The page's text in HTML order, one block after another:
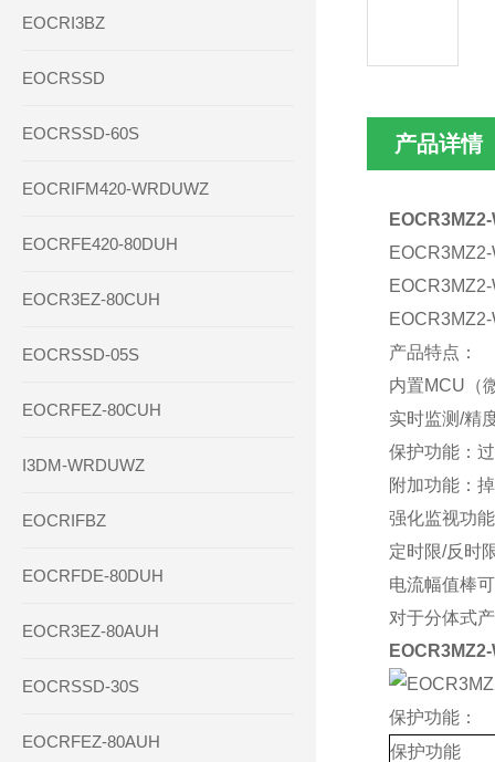
EOCRI3BZ
EOCRSSD
EOCRSSD-60S
EOCRIFM420-WRDUWZ
EOCRFE420-80DUH
EOCR3EZ-80CUH
EOCRSSD-05S
EOCRFEZ-80CUH
I3DM-WRDUWZ
EOCRIFBZ
EOCRFDE-80DUH
EOCR3EZ-80AUH
EOCRSSD-30S
EOCRFEZ-80AUH
产品详情
产品特点：
内置MCU（
实时监测/精
保护功能：
附加功能：
强化监视功
定时限/反时
电流幅值棒
对于分体式
保护功能：
保护功能